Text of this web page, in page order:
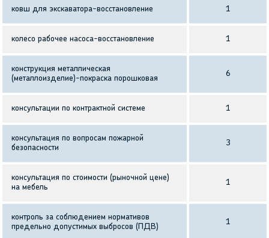
ковш для экскаватора-восстановление 1
колесо рабочее насоса-восстановление 1
конструкция металлическая
(металлоизделие)-покраска порошковая
6
консультации по контрактной системе 1
консультация по вопросам пожарной
безопасности
3
консультация по стоимости (рыночной цене)
на мебель
1
контроль за соблюдением нормативов
предельно допустимых выбросов (ПДВ)
1